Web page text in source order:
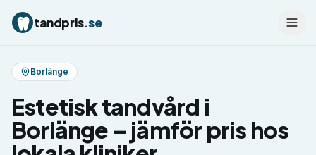
tandpris.se
Borlänge
Estetisk tandvård i
Borlänge – jämför pris hos